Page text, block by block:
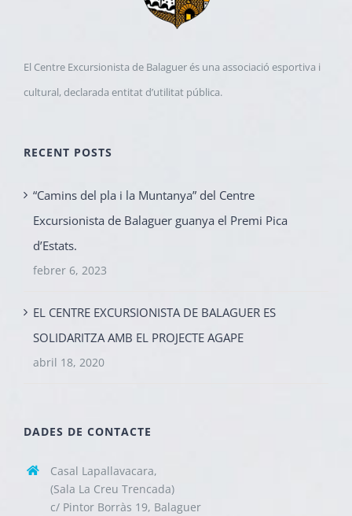
El Centre Excursionista de Balaguer és una associació esportiva i
cultural, declarada entitat d’utilitat pública.
RECENT POSTS
“Camins del pla i la Muntanya” del Centre
Excursionista de Balaguer guanya el Premi Pica
d’Estats.
febrer 6, 2023
EL CENTRE EXCURSIONISTA DE BALAGUER ES
SOLIDARITZA AMB EL PROJECTE AGAPE
abril 18, 2020
DADES DE CONTACTE
Casal Lapallavacara,
(Sala La Creu Trencada)
c/ Pintor Borràs 19, Balaguer